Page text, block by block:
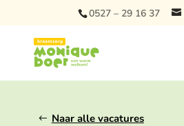
0527 – 29 16 37
Naar alle vacatures